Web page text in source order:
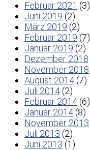
Februar 2021 (3)
Juni 2019 (2)
März 2019 (2)
Februar 2019 (7)
Januar 2019 (2)
Dezember 2018
November 2018
August 2014 (7)
Juli 2014 (2)
Februar 2014 (6)
Januar 2014 (8)
November 2013
Juli 2013 (2)
Juni 2013 (1)